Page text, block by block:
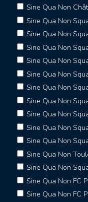
Sine Qua Non
Sine Qua Non
Sine Qua Non
Sine Qua Non
Sine Qua Non
Sine Qua Non
Sine Qua Non
Sine Qua Non
Sine Qua Non
Sine Qua Non
Sine Qua Non
Sine Qua Non
Sine Qua Non
Sine Qua Non FC
Sine Qua Non FC